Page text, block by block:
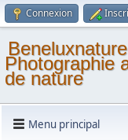
Connexion
Photographie
de nature
Menu principal